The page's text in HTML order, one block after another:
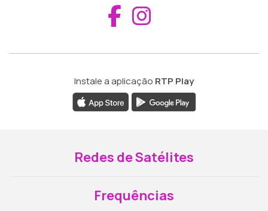
Aceder ao
Instale a aplicação RTP Play
Redes de Satélites
Frequências